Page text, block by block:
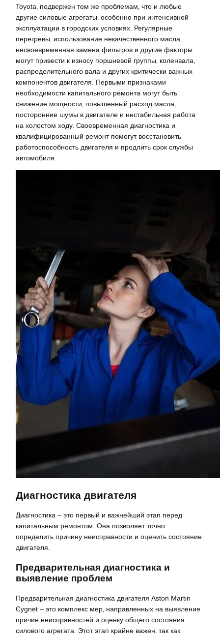
Toyota‚ подвержен тем же проблемам‚ что и любые
другие силовые агрегаты‚ особенно при интенсивной
эксплуатации в городских условиях. Регулярные
перегревы‚ использование некачественного масла‚
несвоевременная замена фильтров и другие факторы
могут привести к износу поршневой группы‚ коленвала‚
распределительного вала и других критически важных
компонентов двигателя. Первыми признаками
необходимости капитального ремонта могут быть
снижение мощности‚ повышенный расход масла‚
посторонние шумы в двигателе и нестабильная работа
на холостом ходу. Своевременная диагностика и
квалифицированный ремонт помогут восстановить
работоспособность двигателя и продлить срок службы
автомобиля.
Диагностика двигателя
Диагностика – это первый и важнейший этап перед
капитальным ремонтом. Она позволяет точно
определить причину неисправности и оценить состояние
двигателя.
Предварительная диагностика и
выявление проблем
Предварительная диагностика двигателя Aston Martin
Cygnet – это комплекс мер‚ направленных на выявление
причин неисправностей и оценку общего состояния
силового агрегата. Этот этап крайне важен‚ так как